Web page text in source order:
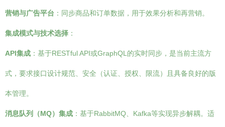
营销与广告平台 ：同步商品和订单数据，用于效果分析和再营销。
集成模式与技术选择 ：
API集成 ：基于RESTful API或GraphQL的实时同步，是当前主流方
式，要求接口设计规范、安全（认证、授权、限流）且具备良好的版
本管理。
消息队列（MQ）集成 ：基于RabbitMQ、Kafka等实现异步解耦。适